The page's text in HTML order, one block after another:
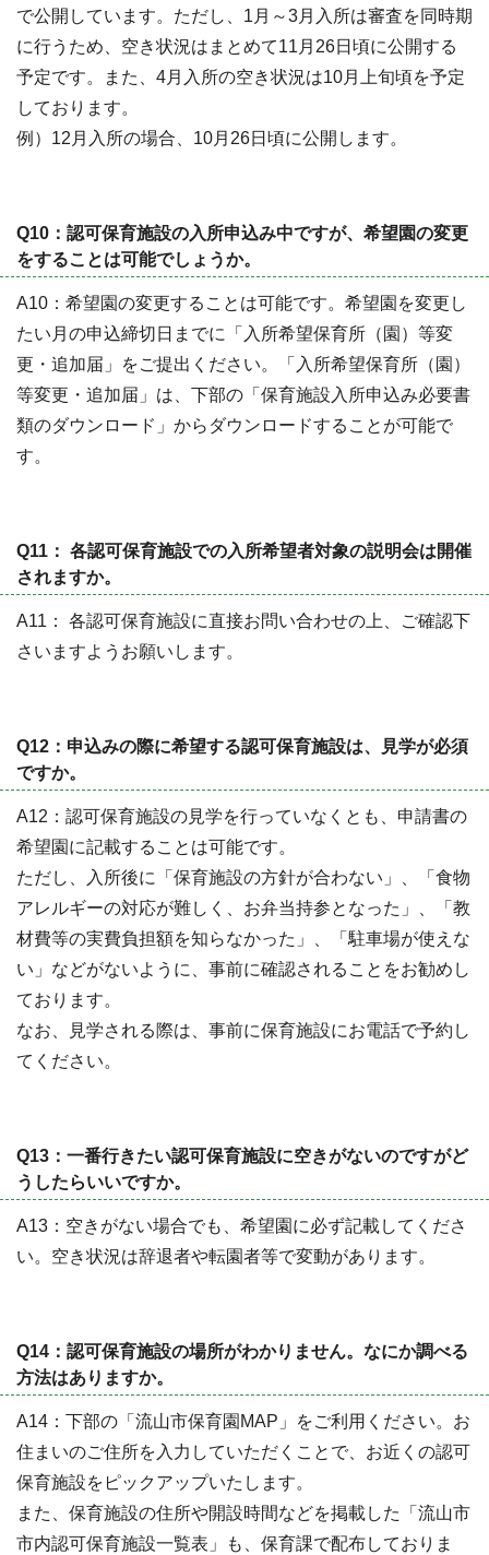
で公開しています。ただし、1月～3月入所は審査を同時期
に行うため、空き状況はまとめて11月26日頃に公開する
予定です。また、4月入所の空き状況は10月上旬頃を予定
しております。
例）12月入所の場合、10月26日頃に公開します。
Q10：認可保育施設の入所申込み中ですが、希望園の変更
をすることは可能でしょうか。
A10：希望園の変更することは可能です。希望園を変更し
たい月の申込締切日までに「入所希望保育所（園）等変
更・追加届」をご提出ください。「入所希望保育所（園）
等変更・追加届」は、下部の「保育施設入所申込み必要書
類のダウンロード」からダウンロードすることが可能で
す。
Q11： 各認可保育施設での入所希望者対象の説明会は開催
されますか。
A11： 各認可保育施設に直接お問い合わせの上、ご確認下
さいますようお願いします。
Q12：申込みの際に希望する認可保育施設は、見学が必須
ですか。
A12：認可保育施設の見学を行っていなくとも、申請書の
希望園に記載することは可能です。
ただし、入所後に「保育施設の方針が合わない」、「食物
アレルギーの対応が難しく、お弁当持参となった」、「教
材費等の実費負担額を知らなかった」、「駐車場が使えな
い」などがないように、事前に確認されることをお勧めし
ております。
なお、見学される際は、事前に保育施設にお電話で予約し
てください。
Q13：一番行きたい認可保育施設に空きがないのですがど
うしたらいいですか。
A13：空きがない場合でも、希望園に必ず記載してくださ
い。空き状況は辞退者や転園者等で変動があります。
Q14：認可保育施設の場所がわかりません。なにか調べる
方法はありますか。
A14：下部の「流山市保育園MAP」をご利用ください。お
住まいのご住所を入力していただくことで、お近くの認可
保育施設をピックアップいたします。
また、保育施設の住所や開設時間などを掲載した「流山市
市内認可保育施設一覧表」も、保育課で配布しておりま